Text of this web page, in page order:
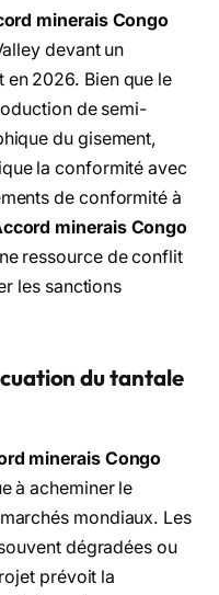
minerais Congo
devant un
2026. Bien que le
de semi-
du gisement,
la conformité avec
de conformité à
minerais Congo
ressource de conflit
les sanctions
du tantale
minerais Congo
à acheminer le
mondiaux. Les
dégradées ou
prévoit la